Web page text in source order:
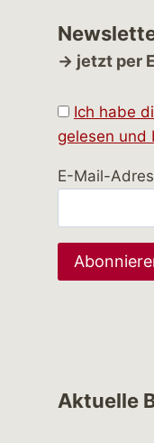
→ jetzt per
Ich habe
gelesen und
E-Mail-
Aktuelle